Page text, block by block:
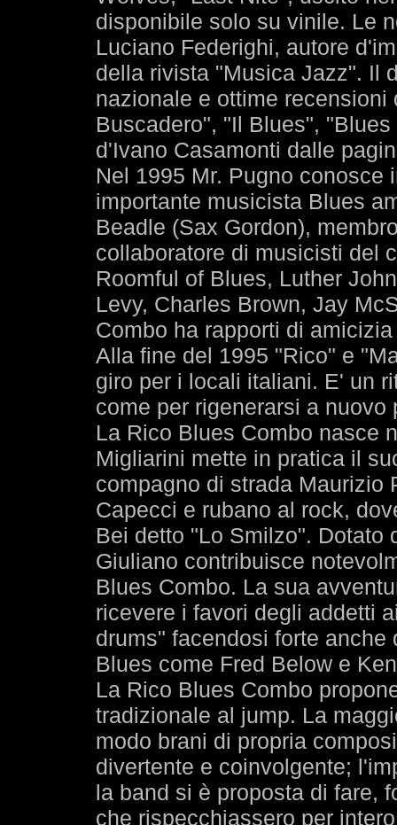
disponibile solo su vinile. Le
Luciano Federighi, autore
della rivista "Musica Jazz". Il
nazionale e ottime
Buscadero", "Il Blues",
d'Ivano Casamonti dalle
Nel 1995 Mr. Pugno conosce
importante musicista Blues
Beadle (Sax Gordon),
collaboratore di musicisti del
Roomful of Blues, Luther
Levy, Charles Brown, Jay
Combo ha rapporti di
Alla fine del 1995 "Rico" e
giro per i locali italiani. E' un
come per rigenerarsi a
La Rico Blues Combo nasce
Migliarini mette in pratica il
compagno di strada Maurizio
Capecci e rubano al rock,
Bei detto "Lo Smilzo". Dotato
Giuliano contribuisce
Blues Combo. La sua
ricevere i favori degli addetti
drums" facendosi forte
Blues come Fred Below e
La Rico Blues Combo
tradizionale al jump. La
modo brani di propria
divertente e coinvolgente;
la band si è proposta di fare,
che rispecchiassero per